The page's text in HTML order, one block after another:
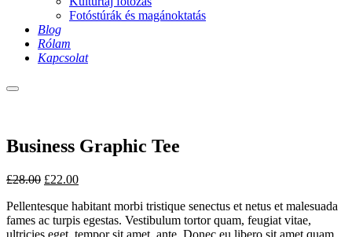
Fotóstúrák és magánoktatás
Blog
Rólam
Kapcsolat
Main
Business Graphic Tee
£28.00 Original
was:
£28.00.
£22.00Current
is:
£22.00.
Pellentesque habitant morbi tristique senectus et netus et malesuada
fames ac turpis egestas. Vestibulum tortor quam, feugiat vitae,
ultricies eget, tempor sit amet, ante. Donec eu libero sit amet quam